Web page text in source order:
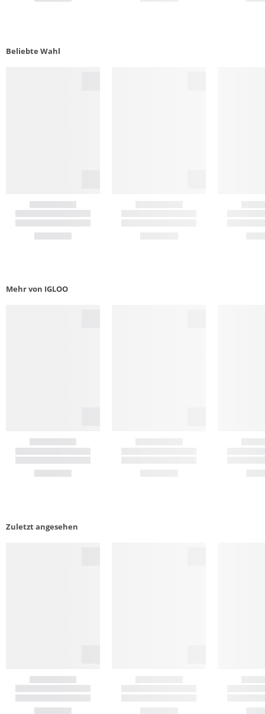
Beliebte Wahl
Mehr von IGLOO
Zuletzt angesehen